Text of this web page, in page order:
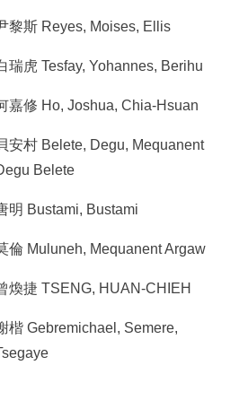
黎斯 Reyes, Moises, Ellis
瑞虎 Tesfay, Yohannes, Berihu
嘉修 Ho, Joshua, Chia-Hsuan
安村 Belete, Degu, Mequanent
Belete
明 Bustami, Bustami
倫 Muluneh, Mequanent Argaw
煥捷 TSENG, HUAN-CHIEH
楷 Gebremichael, Semere,